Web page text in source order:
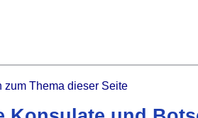
zum Thema dieser Seite